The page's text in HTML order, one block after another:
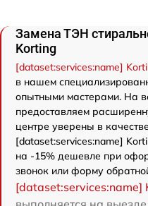
Замена ТЭН
Korting
[dataset:services:name]
в нашем
опытными мастерами. На
предоставляем
центре уверены в
[dataset:services:name]
на -15% дешевле при
звонок или форму
[dataset:services:name]